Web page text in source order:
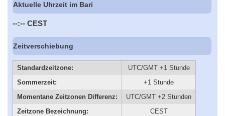
Aktuelle Uhrzeit im Bari
--:-- CEST
Zeitverschiebung
Standardzeitzone:
UTC/GMT +1 Stunde
Sommerzeit:
+1 Stunde
Momentane Zeitzonen Differenz:
UTC/GMT +2 Stunden
Zeitzone Bezeichnung:
CEST